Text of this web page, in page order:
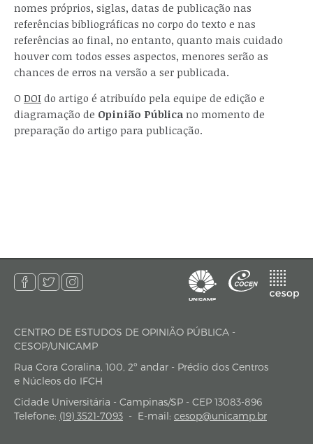
nomes próprios, siglas, datas de publicação nas
referências bibliográficas no corpo do texto e nas
referências ao final, no entanto, quanto mais cuidado
houver com todos esses aspectos, menores serão as
chances de erros na versão a ser publicada.
O DOI do artigo é atribuído pela equipe de edição e
diagramação de Opinião Pública no momento de
preparação do artigo para publicação.
endereço
CENTRO DE ESTUDOS DE OPINIÃO PÚBLICA -
CESOP/UNICAMP
Rua Cora Coralina, 100, 2º andar - Prédio dos Centros
e Núcleos do IFCH
Cidade Universitária - Campinas/SP - CEP 13083-896
Telefone: (19) 3521-7093 - E-mail: cesop@unicamp.br